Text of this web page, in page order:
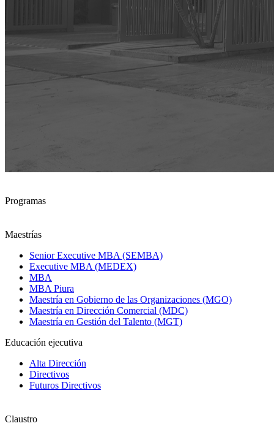
Programas
Maestrías
Senior Executive MBA (SEMBA)
Executive MBA (MEDEX)
MBA
MBA Piura
Maestría en Gobierno de las Organizaciones (MGO)
Maestría en Dirección Comercial (MDC)
Maestría en Gestión del Talento (MGT)
Educación ejecutiva
Alta Dirección
Directivos
Futuros Directivos
Claustro